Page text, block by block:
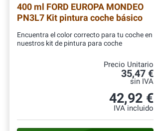
400 ml FORD EUROPA MONDEO
PN3L7 Kit pintura coche básico
Encuentra el color correcto para tu coche en
nuestros kit de pintura para coche
Precio Unitario
35,47 €
sin IVA
42,92 €
IVA incluido